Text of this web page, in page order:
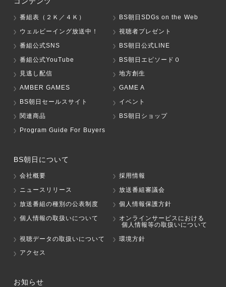
番組表（２Ｋ／４Ｋ）
BS朝日SDGs on the Web
ウェルビーイング放送中！
視聴者プレゼント
番組公式SNS
BS朝日公式LINE
番組公式YouTube
BS朝日エピソード０
見逃し配信
地方創生
AMBER GAMES
GAME A
BS朝日セールスサイト
イベント
関連商品
BS朝日ショップ
Program Guide For Buyers
BS朝日について
会社概要
採用情報
ニュースリリース
放送番組審議会
放送番組の種別の公表制度
個人情報保護方針
個人情報の取扱いについて
オンラインサービスにおける
個人情報等の取扱いについて
視聴データの取扱いについて
環境方針
アクセス
お知らせ